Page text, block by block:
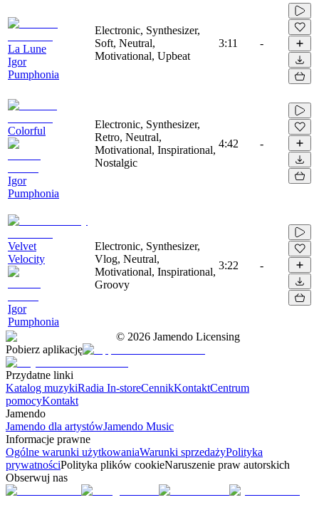
La Lune
Igor
Pumphonia
Electronic, Synthesizer,
Soft, Neutral,
Motivational, Upbeat
3:11 -
Colorful
Igor
Pumphonia
Electronic, Synthesizer,
Retro, Neutral,
Motivational, Inspirational,
Nostalgic
4:42 -
Velvet
Velocity
Igor
Pumphonia
Electronic, Synthesizer,
Vlog, Neutral,
Motivational, Inspirational,
Groovy
3:22 -
© 2026 Jamendo Licensing
Pobierz aplikację
Przydatne linki
Katalog muzykiRadia In-storeCennikKontaktCentrum
pomocyKontakt
Jamendo
Jamendo dla artystówJamendo Music
Informacje prawne
Ogólne warunki użytkowaniaWarunki sprzedażyPolityka
prywatnościPolityka plików cookieNaruszenie praw autorskich
Obserwuj nas